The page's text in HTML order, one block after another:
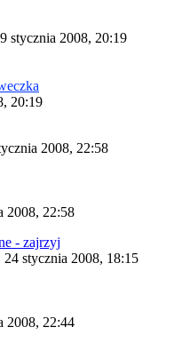
stycznia 2008, 20:19
20:19
2008, 22:58
2008, 22:58
- zajrzyj
24 stycznia 2008, 18:15
2008, 22:44